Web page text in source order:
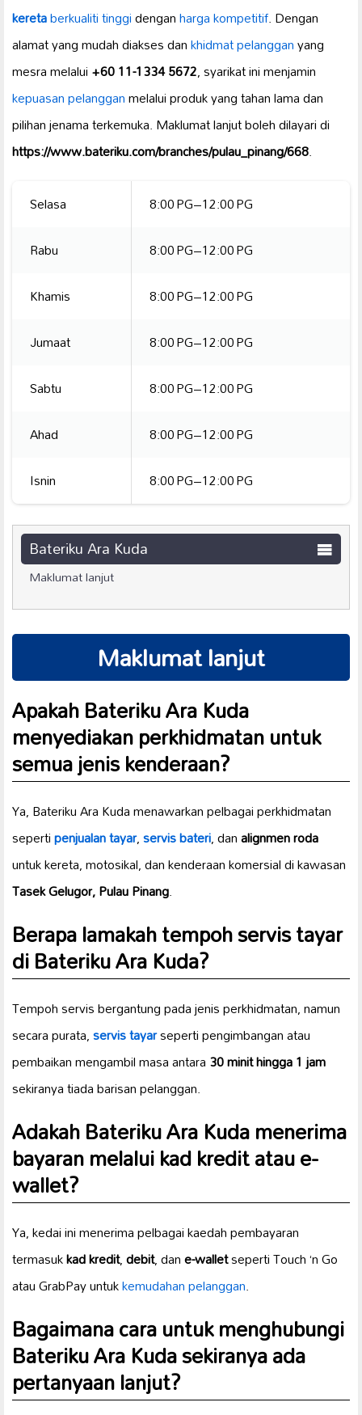
keretaberkualiti tinggidenganharga kompetitif. Dengan
alamat yang mudah diakses dankhidmat pelangganyang
mesra melalui+60 11-1334 5672, syarikat ini menjamin
kepuasan pelangganmelalui produk yang tahan lama dan
pilihan jenama terkemuka. Maklumat lanjut boleh dilayari di
https://www.bateriku.com/branches/pulau_pinang/668.
Selasa
8:00 PG–12:00 PG
Rabu
8:00 PG–12:00 PG
Khamis
8:00 PG–12:00 PG
Jumaat
8:00 PG–12:00 PG
Sabtu
8:00 PG–12:00 PG
Ahad
8:00 PG–12:00 PG
Isnin
8:00 PG–12:00 PG
Bateriku Ara Kuda
Maklumat lanjut
Maklumat lanjut
Apakah Bateriku Ara Kuda
menyediakan perkhidmatan untuk
semua jenis kenderaan?
Ya, Bateriku Ara Kuda menawarkan pelbagai perkhidmatan
sepertipenjualan tayar,servis bateri, danalignmen roda
untuk kereta, motosikal, dan kenderaan komersial di kawasan
Tasek Gelugor, Pulau Pinang.
Berapa lamakah tempoh servis tayar
di Bateriku Ara Kuda?
Tempoh servis bergantung pada jenis perkhidmatan, namun
secara purata,servis tayarseperti pengimbangan atau
pembaikan mengambil masa antara30 minit hingga 1 jam
sekiranya tiada barisan pelanggan.
Adakah Bateriku Ara Kuda menerima
bayaran melalui kad kredit atau e-
wallet?
Ya, kedai ini menerima pelbagai kaedah pembayaran
termasukkad kredit,debit, dane-walletseperti Touch ‘n Go
atau GrabPay untukkemudahan pelanggan.
Bagaimana cara untuk menghubungi
Bateriku Ara Kuda sekiranya ada
pertanyaan lanjut?